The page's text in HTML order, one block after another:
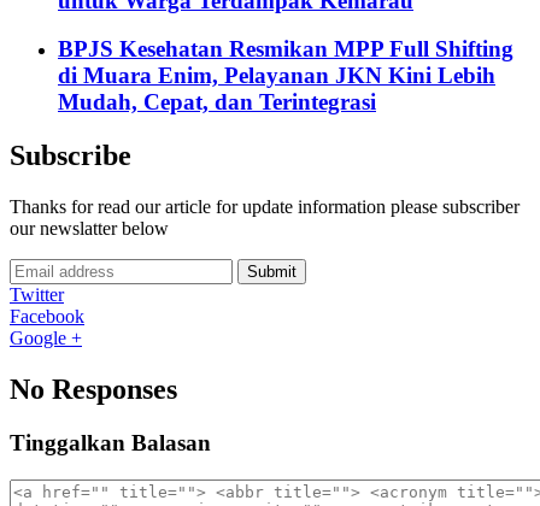
BPJS Kesehatan Resmikan MPP Full Shifting
di Muara Enim, Pelayanan JKN Kini Lebih
Mudah, Cepat, dan Terintegrasi
Subscribe
Thanks for read our article for update information please subscriber
our newslatter below
Submit
Twitter
Facebook
Google +
No Responses
Tinggalkan Balasan